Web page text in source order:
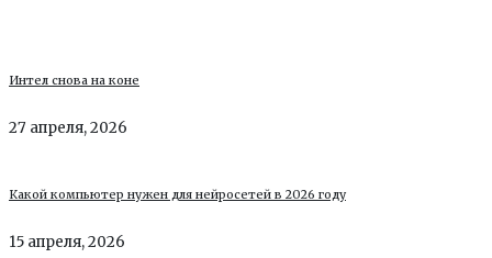
Интел снова на коне
27 апреля, 2026
Какой компьютер нужен для нейросетей в 2026 году
15 апреля, 2026